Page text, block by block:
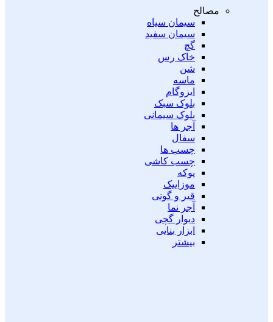
مصالح
سیمان سیاه
سیمان سفید
گچ
خاک رس
شن
ماسه
ایزوگام
بلوک سبک
بلوک سیمانی
آجر ها
سفال
چسب ها
چسب کاشی
پوکه
موزاییک
قیر و گونی
آجر نما
دیوار گچی
ابزار بنایی
بیشتر